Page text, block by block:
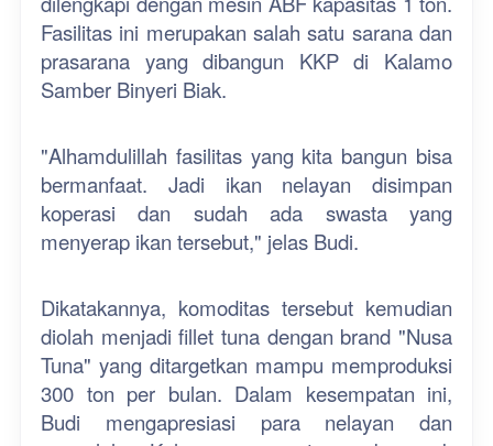
Fasilitas ini merupakan salah satu sarana dan
prasarana yang dibangun KKP di Kalamo
Samber Binyeri Biak.
"Alhamdulillah fasilitas yang kita bangun bisa
bermanfaat. Jadi ikan nelayan disimpan
koperasi dan sudah ada swasta yang
menyerap ikan tersebut," jelas Budi.
Dikatakannya, komoditas tersebut kemudian
diolah menjadi fillet tuna dengan brand "Nusa
Tuna" yang ditargetkan mampu memproduksi
300 ton per bulan. Dalam kesempatan ini,
Budi mengapresiasi para nelayan dan